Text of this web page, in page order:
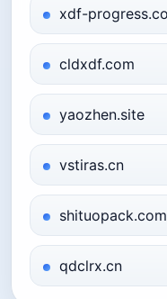
xdf-
cldxdf.com
yaozhen.site
vstiras.cn
shituopack.com
qdclrx.cn